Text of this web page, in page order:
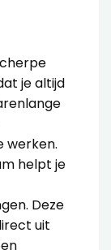
je altijd
werken.
helpt je
Deze
uit